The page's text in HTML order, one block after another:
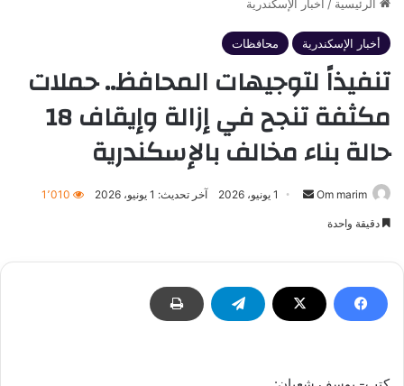
الرئيسية / أخبار الإسكندرية
أخبار الإسكندرية محافظات
تنفيذاً لتوجيهات المحافظ.. حملات
مكثفة تنجح في إزالة وإيقاف 18
حالة بناء مخالف بالإسكندرية
Om marim
أرسل
1 يونيو، 2026 آخر تحديث: 1 يونيو، 2026 1٬010
دقيقة واحدة